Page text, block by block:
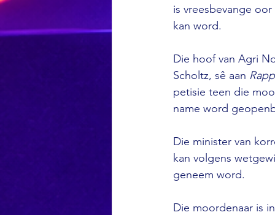
is vreesbevange
kan word.
Die hoof van Agri
Scholtz, sê aan
petisie teen die
name word
Die minister van
kan volgens
geneem word.
Die moordenaar is